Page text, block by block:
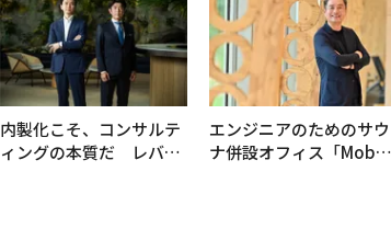
内製化こそ、コンサルテ
ィングの本質だ レバレ
エンジニアのためのサウ
ナ併設オフィス「Mobiu